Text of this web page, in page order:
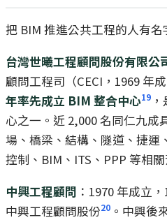
把 BIM 推進公共工程的人有名
台灣世曦工程顧問股份有限公
顧問工程司（CECI，1969 年
年率先成立 BIM 整合中心19
心之一。近 2,000 名同仁九成
場、橋梁、結構、隧道、捷運
控制、BIM、ITS、PPP 等相
中興工程顧問 ：1970 年成立
中興工程顧問股份20 。中興後